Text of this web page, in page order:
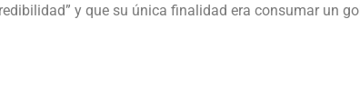
y que su única finalidad era consumar un